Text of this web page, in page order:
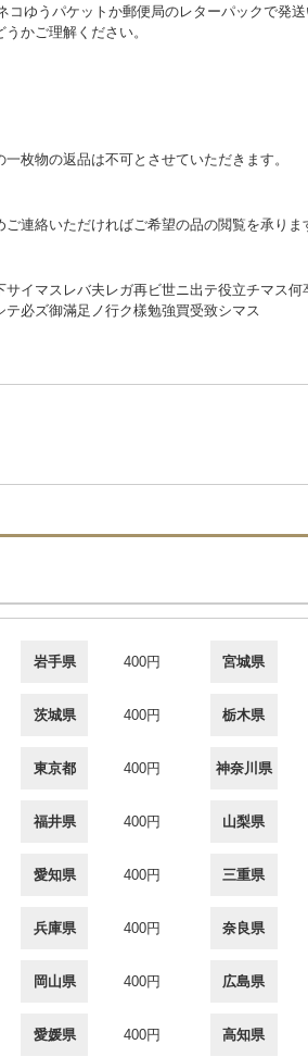
ゆうパケットか郵便局のレターパックで発
かご理解ください。
枚物の返品は不可とさせていただきます。
連絡いただければご希望の品の閲覧を承りま
イマスレバ夫レガ再ビ世ニ出テ役立チマス
必ズ御滿足ノ行ク樣勉強買受致シマス
岩手県 400円 宮城県
茨城県 400円 栃木県
東京都 400円 神奈川県
福井県 400円 山梨県
愛知県 400円 三重県
兵庫県 400円 奈良県
岡山県 400円 広島県
愛媛県 400円 高知県